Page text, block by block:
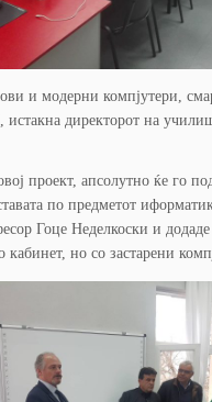
и модерни компјутери,
истакна директорот на
проект, апсолутно ќе го
по предметот
Гоце Неделкоски и
но со застарени